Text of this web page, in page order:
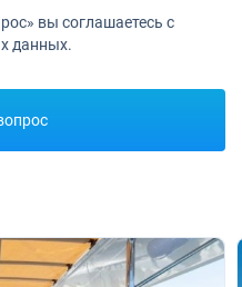
вы соглашаетесь с
данных.